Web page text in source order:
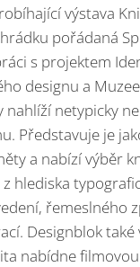
výstava
pořádaná
s projektem
designu a
nahlíží netypicky
Představuje je
a nabízí výběr
hlediska
řemeslného
Designblok také
nabídne